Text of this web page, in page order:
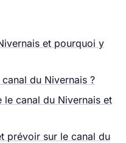
et pourquoi y
du Nivernais ?
le canal du Nivernais et
prévoir sur le canal du